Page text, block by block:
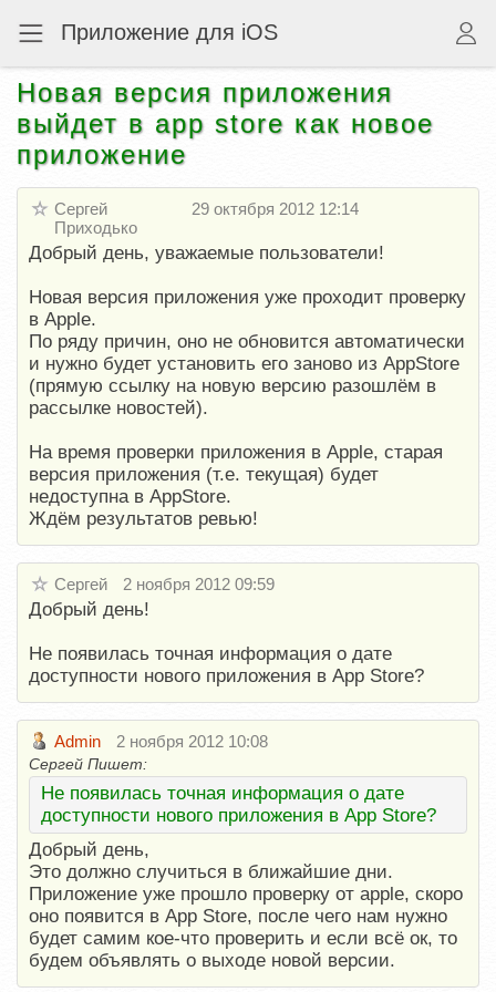
Приложение для iOS
Новая версия приложения
выйдет в app store как новое
приложение
Сергей
Приходько
29 октября 2012 12:14
Добрый день, уважаемые пользователи!
Новая версия приложения уже проходит проверку
в Apple.
По ряду причин, оно не обновится автоматически
и нужно будет установить его заново из AppStore
(прямую ссылку на новую версию разошлём в
рассылке новостей).
На время проверки приложения в Apple, старая
версия приложения (т.е. текущая) будет
недоступна в AppStore.
Ждём результатов ревью!
Сергей 2 ноября 2012 09:59
Добрый день!
Не появилась точная информация о дате
доступности нового приложения в App Store?
Admin 2 ноября 2012 10:08
Сергей Пишет:
Не появилась точная информация о дате
доступности нового приложения в App Store?
Добрый день,
Это должно случиться в ближайшие дни.
Приложение уже прошло проверку от apple, скоро
оно появится в App Store, после чего нам нужно
будет самим кое-что проверить и если всё ок, то
будем объявлять о выходе новой версии.